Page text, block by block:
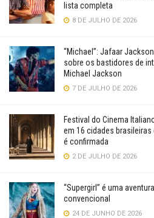
lista completa
8 DE JULHO DE 2026
“Michael”: Jafaar
sobre os bastidores de
Michael Jackson
7 DE JULHO DE 2026
Festival do Cinema
em 16 cidades brasileiras
é confirmada
2 DE JULHO DE 2026
“Supergirl” é uma
convencional
24 DE JUNHO DE 2026